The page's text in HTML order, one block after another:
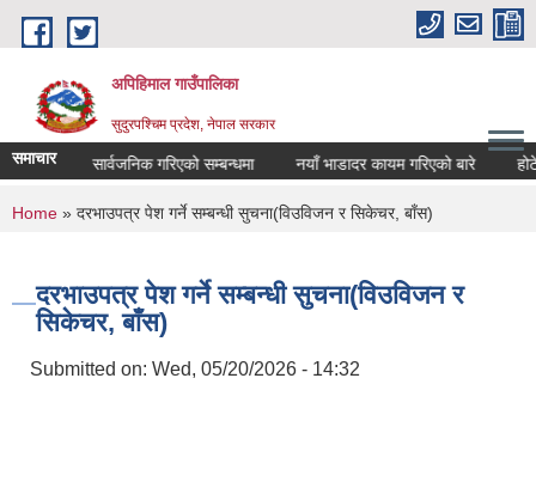
Skip to main content
अपिहिमाल गाउँपालिका
सुदुरपश्चिम प्रदेश, नेपाल सरकार
समाचार
खर्च विवरण सार्वजनिक गरिएको सम्बन्धमा नयाँ भाडादर कायम गरिएको बारे
You are here
Home » दरभाउपत्र पेश गर्ने सम्बन्धी सुचना(विउविजन र सिकेचर, बाँस)
दरभाउपत्र पेश गर्ने सम्बन्धी सुचना(विउविजन र
सिकेचर, बाँस)
Submitted on: Wed, 05/20/2026 - 14:32